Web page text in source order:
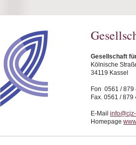
Gesellschaft
Kölnische
34119 Kassel
Fon 0561 / 879
Fax. 0561 / 879
E-Mail
Homepage